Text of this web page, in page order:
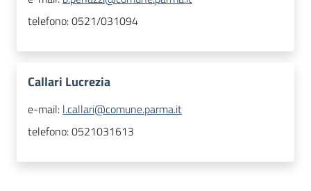
telefono:0521/031094
Callari Lucrezia
e-mail: l.callari@comune.parma.it
telefono:0521031613